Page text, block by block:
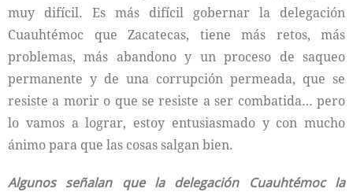
muy difícil. Es más difícil gobernar la delegación
Cuauhtémoc que Zacatecas, tiene más retos, más
problemas, más abandono y un proceso de saqueo
permanente y de una corrupción permeada, que se
resiste a morir o que se resiste a ser combatida… pero
lo vamos a lograr, estoy entusiasmado y con mucho
ánimo para que las cosas salgan bien.
Algunos señalan que la delegación Cuauhtémoc la